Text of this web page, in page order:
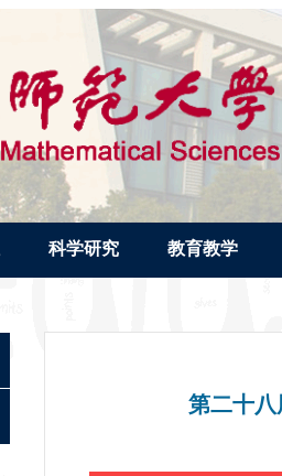
科学研究 教育教学
第二十八